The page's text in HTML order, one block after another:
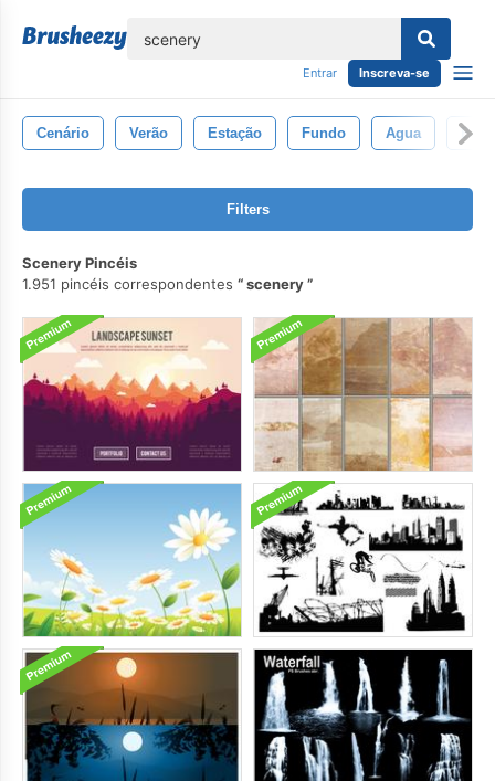
Entrar Inscreva-se
Cenário Verão Estação Fundo Agua
Filters
Scenery Pincéis
1.951 pincéis correspondentes
scenery